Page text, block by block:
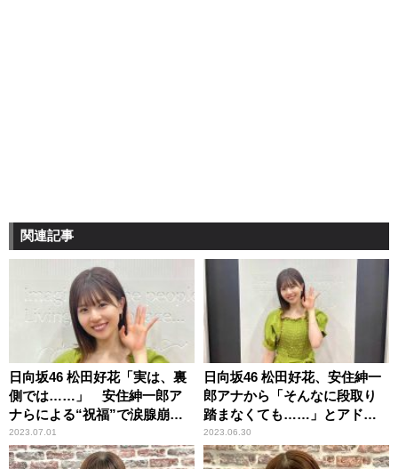
関連記事
日向坂46 松田好花「実は、裏
側では……」 安住紳一郎ア
ナらによる“祝福”で涙腺崩
壊？
2023.07.01
日向坂46 松田好花、安住紳一
郎アナから「そんなに段取り
踏まなくても……」とアドバ
イスされた一件を振り返る
「いろいろ悩んで……」
2023.06.30